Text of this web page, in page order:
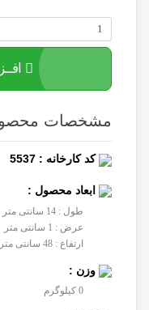
مشخصات
کد کارخانه : 5537
ابعاد محصول :
طول : 14 سانتی متر
عرض : 1 سانتی متر
ارتفاع : 48 سانتی متر
وزن :
0 کیلوگرم